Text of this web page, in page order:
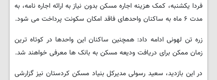
فردا یکشنبه، کمک هزینه اجاره مسکن بدون نیاز به ارائه اجاره نامه، به
مدت ۶ ماه به ساکنان واحدهای فاقد امکان سکونت پرداخت می شود.
زره تن لهونی ادامه داد: همچنین ساکنان این واحدها در کوتاه ترین
زمان ممکن برای دریافت ودیعه مسکن به بانک ها معرفی خواهند شد.
در این بازدید، سعید رسولی مدیرکل بنیاد مسکن کردستان نیز گزارشی